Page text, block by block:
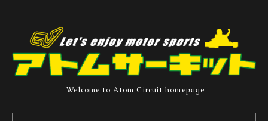
Welcome to Atom Circuit homepage